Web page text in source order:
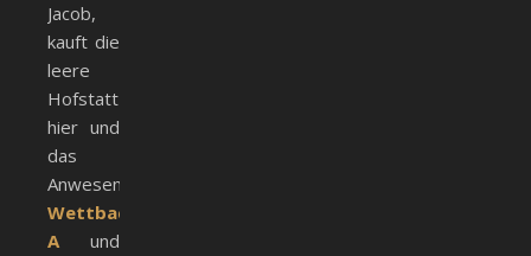
Jacob,
kauft die
leere
Hofstatt
hier und
das
Anwesen
Wettbach
A
und